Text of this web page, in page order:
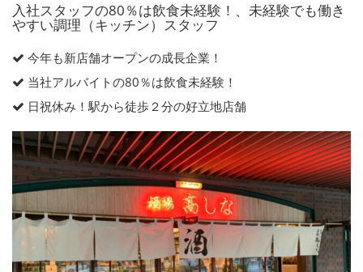
入社スタッフの80％は飲食未経験！、未経験でも働き
やすい調理（キッチン）スタッフ
今年も新店舗オープンの成長企業！
当社アルバイトの80％は飲食未経験！
日祝休み！駅から徒歩２分の好立地店舗